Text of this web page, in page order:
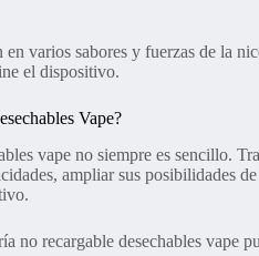
en varios sabores y fuerzas de la
el dispositivo.
Vape?
vape no siempre es sencillo.
ampliar sus posibilidades
no recargable desechables vape